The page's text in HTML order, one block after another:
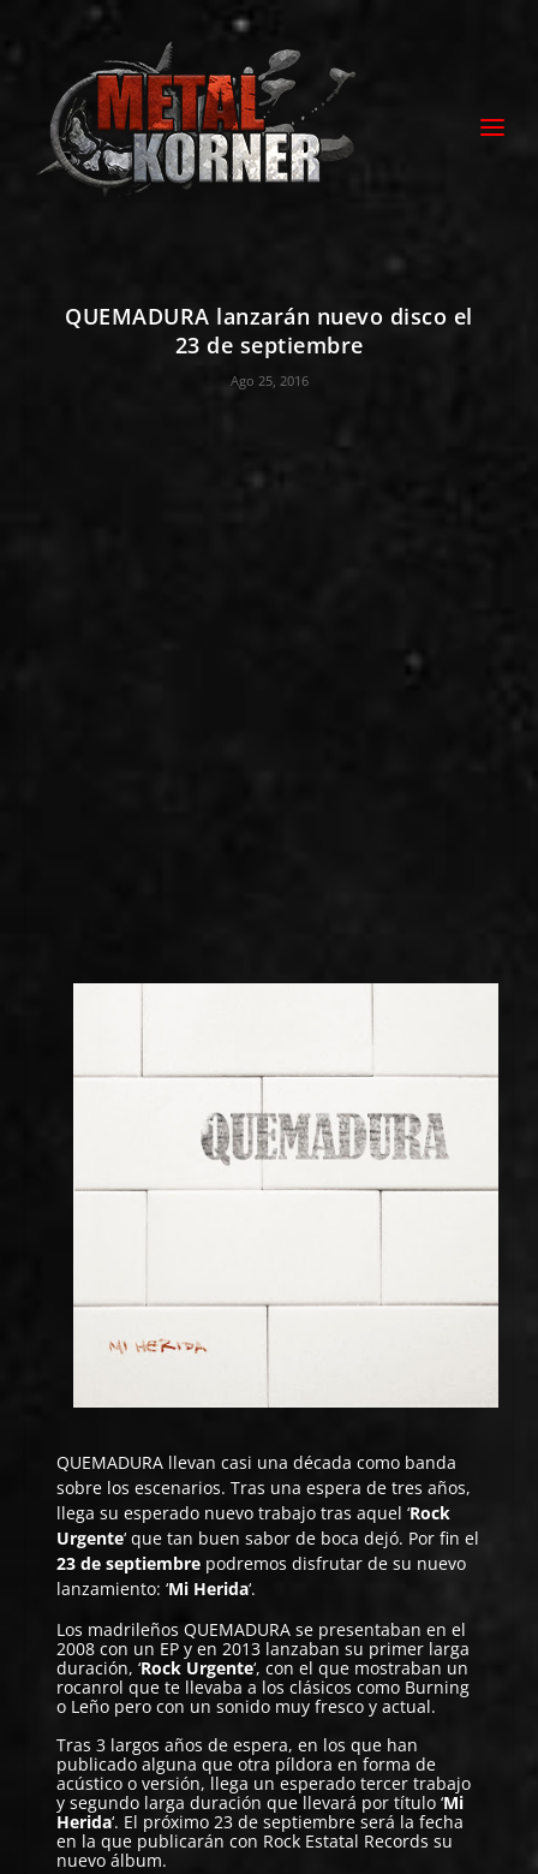
QUEMADURA lanzarán nuevo disco el
23 de septiembre
Ago 25, 2016
QUEMADURA llevan casi una década como banda
sobre los escenarios. Tras una espera de tres años,
llega su esperado nuevo trabajo tras aquel ‘Rock
Urgente‘ que tan buen sabor de boca dejó. Por fin el
23 de septiembre podremos disfrutar de su nuevo
lanzamiento: ‘Mi Herida‘.
Los madrileñosQUEMADURA se presentaban en el
2008 con un EP y en 2013 lanzaban su primer larga
duración, ‘Rock Urgente‘, con el que mostraban un
rocanrol que te llevaba a los clásicos como Burning
o Leño pero con un sonido muy fresco y actual.
Tras 3 largos años de espera, en los que han
publicado alguna que otra píldora en forma de
acústico o versión, llega un esperado tercer trabajo
y segundo larga duración que llevará por título ‘Mi
Herida‘. El próximo 23 de septiembre será la fecha
en la que publicarán con Rock Estatal Records su
nuevo álbum.